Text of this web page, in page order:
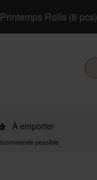
Printemps Rolls (8 pcs)
À emporter
possible